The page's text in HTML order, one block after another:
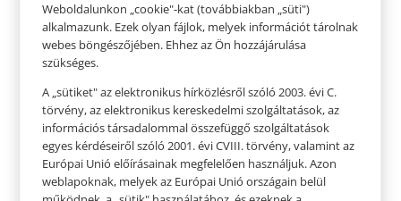
+36 30 236 5618
 2211.szeged.plaza@ccc.eu
 Weboldal
Weboldalunkon „cookie"-kat (továbbiakban „süti")
alkalmazunk. Ezek olyan fájlok, melyek információt tárolnak
webes böngészőjében. Ehhez az Ön hozzájárulása
szükséges.
A „sütiket" az elektronikus hírközlésről szóló 2003. évi C.
törvény, az elektronikus kereskedelmi szolgáltatások, az
információs társadalommal összefüggő szolgáltatások
egyes kérdéseiről szóló 2001. évi CVIII. törvény, valamint az
Európai Unió előírásainak megfelelően használjuk. Azon
weblapoknak, melyek az Európai Unió országain belül